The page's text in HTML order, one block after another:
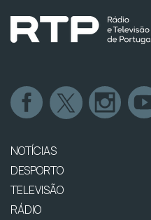
NOTÍCIAS
DESPORTO
TELEVISÃO
RÁDIO